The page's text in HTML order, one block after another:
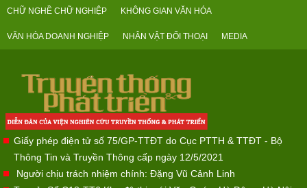
CHỮ NGHỀ CHỮ NGHIỆP KHÔNG GIAN VĂN HÓA
VĂN HÓA DOANH NGHIỆP NHÂN VẬT ĐỐI THOẠI MEDIA
Giấy phép điện tử số 75/GP-TTĐT do Cục PTTH & TTĐT - Bộ
Thông Tin và Truyền Thông cấp ngày 12/5/2021
Người chịu trách nhiệm chính: Đặng Vũ Cảnh Linh